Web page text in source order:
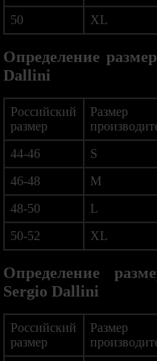
50
XL
Определение
Dallini
Российский
размер
Размер
44-46
S
46-48
M
48-50
L
50-52
XL
Определение
Sergio Dallini
Российский
размер
Размер